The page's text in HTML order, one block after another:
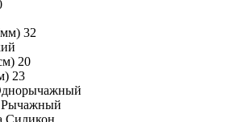
32
20
23
Рычажный
Силикон